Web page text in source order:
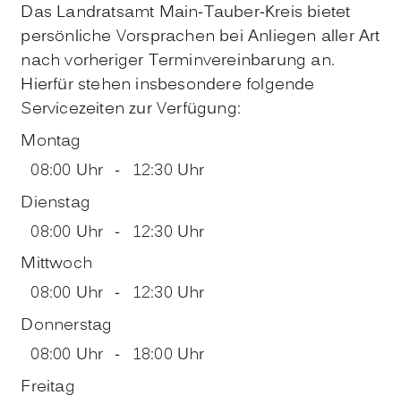
Das Landratsamt Main-Tauber-Kreis bietet
persönliche Vorsprachen bei Anliegen aller Art
nach vorheriger Terminvereinbarung an.
Hierfür stehen insbesondere folgende
Servicezeiten zur Verfügung:
Montag
08:00 Uhr - 12:30 Uhr
Dienstag
08:00 Uhr - 12:30 Uhr
Mittwoch
08:00 Uhr - 12:30 Uhr
Donnerstag
08:00 Uhr - 18:00 Uhr
Freitag